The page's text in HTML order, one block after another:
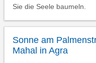
Sie die Seele baumeln.
Sonne am
Mahal in Agra